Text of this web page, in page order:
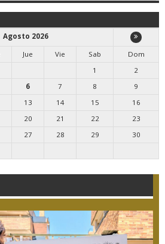
Agosto 2026
Jue Vie Sab
Dom
1
2
6 7 8
9
13 14 15
16
20 21 22
23
27 28 29
30